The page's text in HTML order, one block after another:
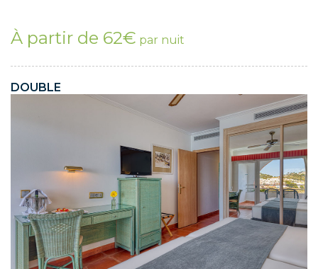
À partir de 62€ par nuit
DOUBLE